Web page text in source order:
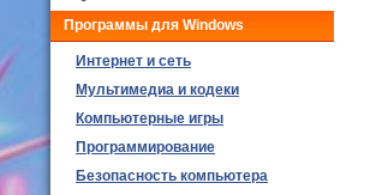
Программы для Windows
Интернет и сеть
Мультимедиа и кодеки
Компьютерные игры
Программирование
Безопасность компьютера